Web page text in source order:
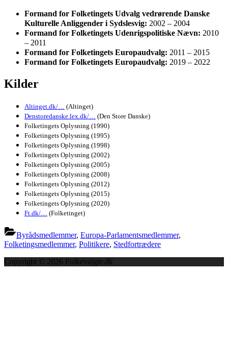
Formand for Folketingets Udvalg vedrørende Danske
Kulturelle Anliggender i Sydslesvig: 2002 – 2004
Formand for Folketingets Udenrigspolitiske Nævn: 2010
– 2011
Formand for Folketingets Europaudvalg: 2011 – 2015
Formand for Folketingets Europaudvalg: 2019 – 2022
Kilder
Altinget.dk/…
(Altinget)
Denstoredanske.lex.dk/…
(Den Store Danske)
Folketingets Oplysning (1990)
Folketingets Oplysning (1995)
Folketingets Oplysning (1998)
Folketingets Oplysning (2002)
Folketingets Oplysning (2005)
Folketingets Oplysning (2008)
Folketingets Oplysning (2012)
Folketingets Oplysning (2015)
Folketingets Oplysning (2020)
Ft.dk/…
(Folketinget)
Byrådsmedlemmer, Europa-Parlamentsmedlemmer,
Folketingsmedlemmer, Politikere, Stedfortrædere
Copyright © 2026 Folkevalgte.dk